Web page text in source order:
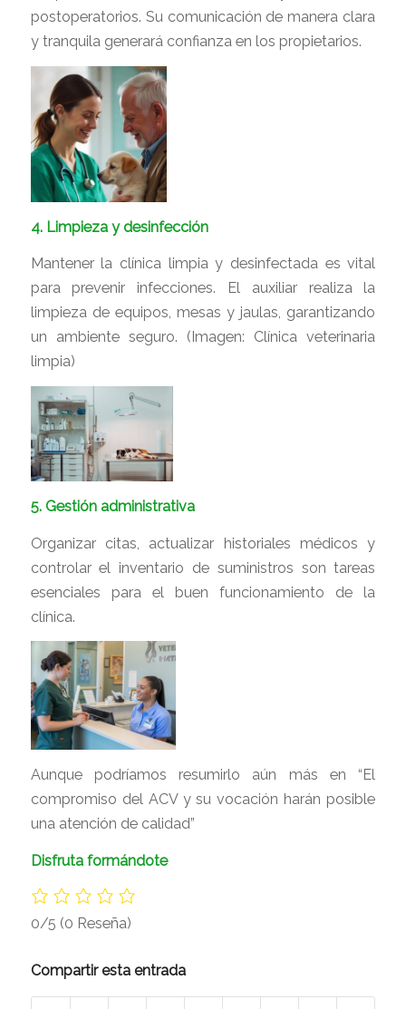
postoperatorios. Su comunicación de manera clara
y tranquila generará confianza en los propietarios.
4. Limpieza y desinfección
Mantener la clínica limpia y desinfectada es vital
para prevenir infecciones. El auxiliar realiza la
limpieza de equipos, mesas y jaulas, garantizando
un ambiente seguro. (Imagen: Clínica veterinaria
limpia)
5. Gestión administrativa
Organizar citas, actualizar historiales médicos y
controlar el inventario de suministros son tareas
esenciales para el buen funcionamiento de la
clínica.
Aunque podríamos resumirlo aún más en “El
compromiso del ACV y su vocación harán posible
una atención de calidad”
Disfruta formándote
0/5 (0 Reseña)
Compartir esta entrada